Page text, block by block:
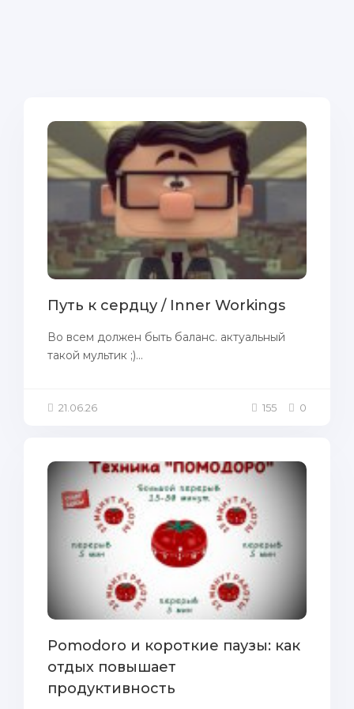
Путь к сердцу / Inner Workings
Во всем должен быть баланс. актуальный
такой мультик ;)...
21.06.26 155 0
Pomodoro и короткие паузы: как
отдых повышает
продуктивность